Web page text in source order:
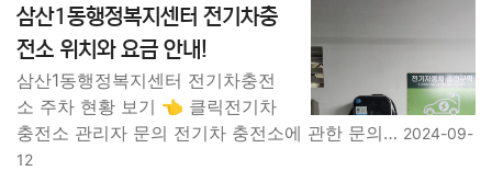
삼산1동행정복지센터 전기차충
전소 위치와 요금 안내!
삼산1동행정복지센터 전기차충전
소 주차 현황 보기 👈 클릭전기차
충전소 관리자 문의 전기차 충전소에 관한 문의… 2024-09-
12